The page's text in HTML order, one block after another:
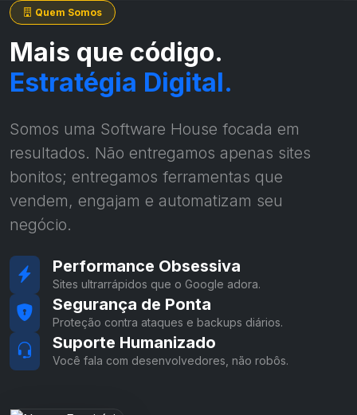
Quem Somos
Mais que código.
Estratégia Digital.
Somos uma Software House focada em
resultados. Não entregamos apenas sites
bonitos; entregamos ferramentas que
vendem, engajam e automatizam seu
negócio.
Performance Obsessiva
Sites ultrarrápidos que o Google adora.
Segurança de Ponta
Proteção contra ataques e backups diários.
Suporte Humanizado
Você fala com desenvolvedores, não robôs.